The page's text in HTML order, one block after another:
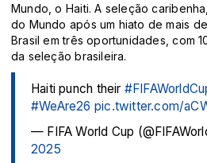
Mundo, o Haiti. A seleção
do Mundo após um hiato de mais
Brasil em três oportunidades, com
da seleção brasileira.
Haiti punch their
#WeAre26 pic.twitter.com/
— FIFA World Cup
2025